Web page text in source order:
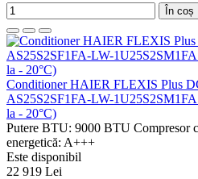
În coș
Conditioner HAIER FLEXIS Plus
AS25S2SF1FA-LW-
la - 20°C)
Putere BTU: 9000 BTU Compresor
energetică: A+++
Este disponibil
22 919 Lei